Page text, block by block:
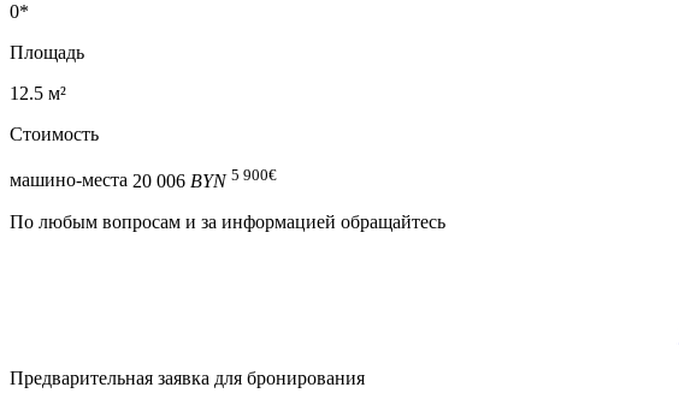
0*
Площадь
12.5 м²
Стоимость
машино-места 20 006 BYN 5 900€
По любым вопросам и за информацией обращайтесь
Предварительная заявка для бронирования